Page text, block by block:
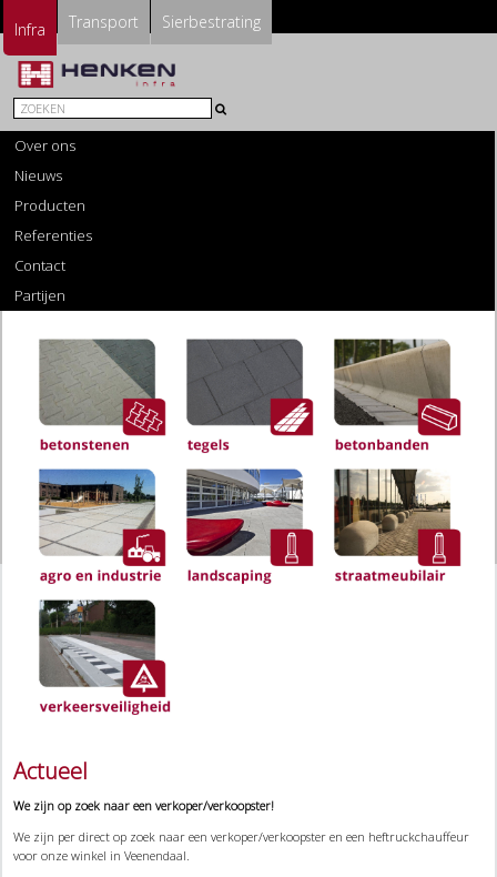
Infra Transport Sierbestrating
Over ons
Nieuws
Producten
Referenties
Contact
Partijen
Actueel
We zijn op zoek naar een verkoper/verkoopster!
We zijn per direct op zoek naar een verkoper/verkoopster en een heftruckchauffeur
voor onze winkel in Veenendaal.